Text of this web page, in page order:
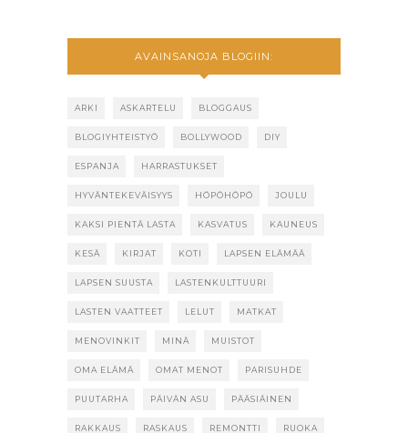
AVAINSANOJA BLOGIIN:
ARKI ASKARTELU BLOGGAUS
BLOGIYHTEISTYÖ BOLLYWOOD DIY
ESPANJA HARRASTUKSET
HYVÄNTEKEVÄISYYS HÖPÖHÖPÖ JOULU
KAKSI PIENTÄ LASTA KASVATUS KAUNEUS
KESÄ KIRJAT KOTI LAPSEN ELÄMÄÄ
LAPSEN SUUSTA LASTENKULTTUURI
LASTEN VAATTEET LELUT MATKAT
MENOVINKIT MINÄ MUISTOT
OMA ELÄMÄ OMAT MENOT PARISUHDE
PUUTARHA PÄIVÄN ASU PÄÄSIÄINEN
RAKKAUS RASKAUS REMONTTI RUOKA